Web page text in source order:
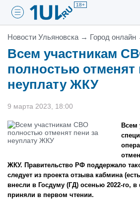
18+
Новости Ульяновска → Город онлайн
Всем участникам
полностью отменят
неуплату ЖКУ
9 марта 2023, 18:00
Всем
ЖКУ. Правительство РФ поддержало
следует из проекта отзыва кабмина
внесли в Госдуму (ГД) осенью 2022-го, в
приняли в первом чтении.